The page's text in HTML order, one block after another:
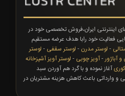
اینترنتی ایران،فروش تخصصی خود در
فعالیت خود رابا هدف عرضه مستقیم
- لوستر مدرن - لوستر سقفی - لوستر
و آباژور-آویز چوبی - لوستر آویز آشپزخانه
آغاز نموده و با گرد هم آوردن سبد
و وارداتی باعث کاهش هزینه مشتریان در